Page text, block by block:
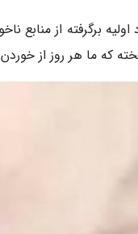
برگرفته از منابع
که ما هر روز از